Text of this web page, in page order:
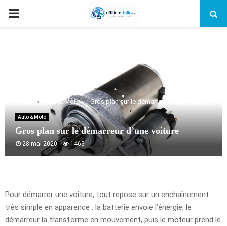
PRIMARY
Auto & Moto Gros plan sur le démarreur d’une voiture
Auto & Moto
Gros plan sur le démarreur d’une voiture
28 mai 2020 1463
Pour démarrer une voiture, tout repose sur un enchaînement
très simple en apparence : la batterie envoie l’énergie, le
démarreur la transforme en mouvement, puis le moteur prend le